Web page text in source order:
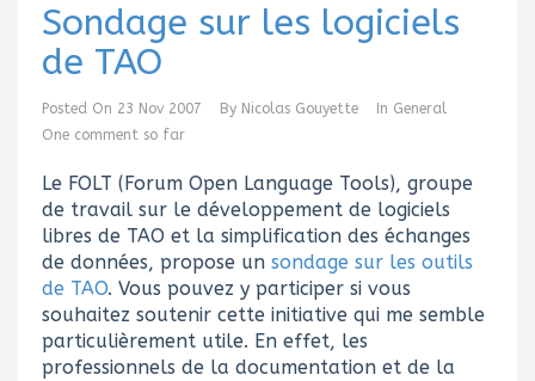
Sondage sur les logiciels
de TAO
Posted On 23 Nov 2007 By Nicolas Gouyette In General
One comment so far
Le FOLT (Forum Open Language Tools), groupe
de travail sur le développement de logiciels
libres de TAO et la simplification des échanges
de données, propose un sondage sur les outils
de TAO. Vous pouvez y participer si vous
souhaitez soutenir cette initiative qui me semble
particulièrement utile. En effet, les
professionnels de la documentation et de la